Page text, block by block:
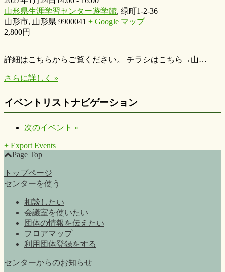
山形県生涯学習センター遊学館, 緑町1-2-36
山形市, 山形県 9900041 + Google マップ
2,800円
詳細はこちらからご覧ください。 チラシはこちら→山…
さらに詳しく »
イベントリストナビゲーション
次のイベント »
+ Export Events
Page Top
トップページ
センターを使う
相談したい
会議室を使いたい
団体の情報を伝えたい
フロアマップ
利用団体登録をする
センターからのお知らせ